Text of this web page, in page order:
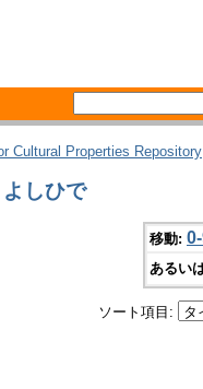
Cultural Properties Repository
しひで
移動:
あるい
ソート項目: